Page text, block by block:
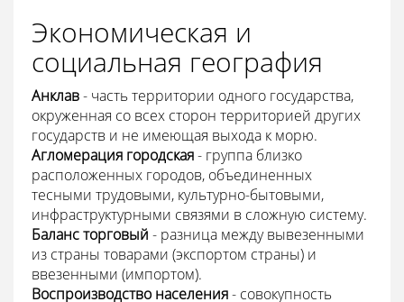
Экономическая и
социальная география
Анклав- часть территории одного государства,
окруженная со всех сторон территорией других
государств и не имеющая выхода к морю.
Агломерация городская- группа близко
расположенных городов, объединенных
тесными трудовыми, культурно-бытовыми,
инфраструктурными связями в сложную систему.
Баланс торговый - разница между вывезенными
из страны товарами (экспортом страны) и
ввезенными (импортом).
Воспроизводство населения- совокупность